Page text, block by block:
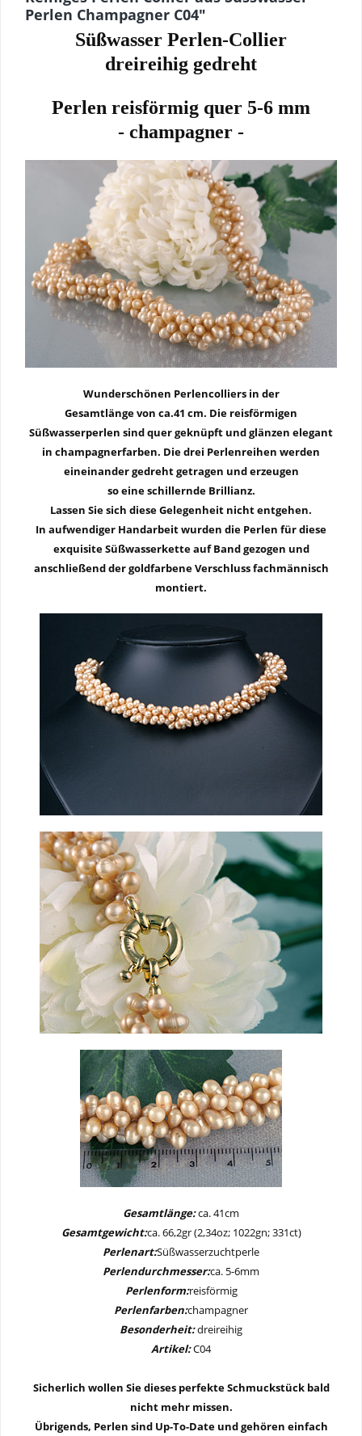
Perlen Champagner C04"
Süßwasser Perlen-Collier
dreireihig gedreht
Perlen reisförmig quer 5-6 mm
- champagner -
Wunderschönen Perlencolliers in der
Gesamtlänge von ca.41 cm. Die reisförmigen
Süßwasserperlen sind quer geknüpft und glänzen elegant
in champagnerfarben. Die drei Perlenreihen werden
eineinander gedreht getragen und erzeugen
so eine schillernde Brillianz.
Lassen Sie sich diese Gelegenheit nicht entgehen.
In aufwendiger Handarbeit wurden die Perlen für diese
exquisite Süßwasserkette auf Band gezogen und
anschließend der goldfarbene Verschluss fachmännisch
montiert.
Gesamtlänge:ca. 41cm
Gesamtgewicht:ca. 66,2gr (2,34oz; 1022gn; 331ct)
Perlenart:Süßwasserzuchtperle
Perlendurchmesser:ca. 5-6mm
Perlenform:reisförmig
Perlenfarben:champagner
Besonderheit:dreireihig
Artikel:C04
Sicherlich wollen Sie dieses perfekte Schmuckstück bald
nicht mehr missen.
Übrigends, Perlen sind Up-To-Date und gehören einfach